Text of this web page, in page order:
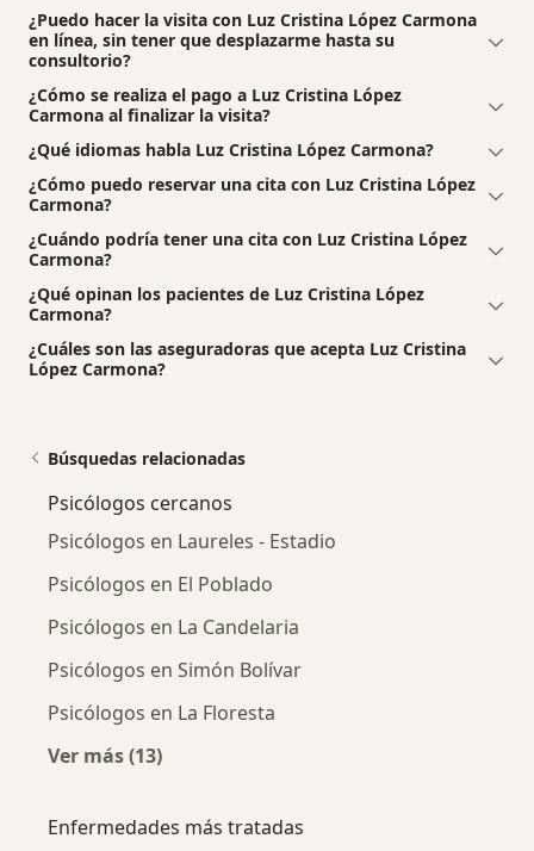
¿Puedo hacer la visita con Luz Cristina López Carmona
en línea, sin tener que desplazarme hasta su
consultorio?
¿Cómo se realiza el pago a Luz Cristina López
Carmona al finalizar la visita?
¿Qué idiomas habla Luz Cristina López Carmona?
¿Cómo puedo reservar una cita con Luz Cristina López
Carmona?
¿Cuándo podría tener una cita con Luz Cristina López
Carmona?
¿Qué opinan los pacientes de Luz Cristina López
Carmona?
¿Cuáles son las aseguradoras que acepta Luz Cristina
López Carmona?
Búsquedas relacionadas
Psicólogos cercanos
Psicólogos en Laureles - Estadio
Psicólogos en El Poblado
Psicólogos en La Candelaria
Psicólogos en Simón Bolívar
Psicólogos en La Floresta
Ver más (13)
Enfermedades más tratadas